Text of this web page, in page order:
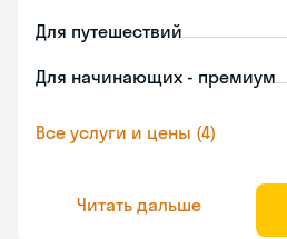
Для путешествий
Для начинающих - премиум
Все услуги и цены (4)
Читать дальше